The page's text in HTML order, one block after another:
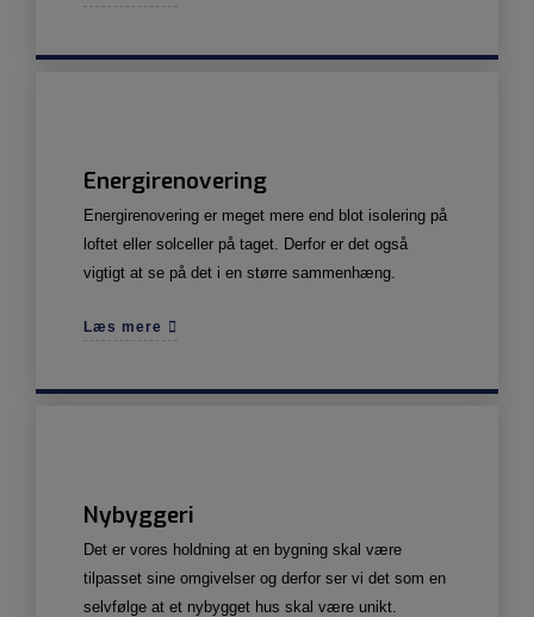
Energirenovering
Energirenovering er meget mere end blot isolering på
loftet eller solceller på taget. Derfor er det også
vigtigt at se på det i en større sammenhæng.
Læs mere
Nybyggeri
Det er vores holdning at en bygning skal være
tilpasset sine omgivelser og derfor ser vi det som en
selvfølge at et nybygget hus skal være unikt.